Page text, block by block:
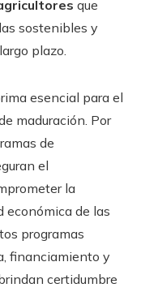
que
sostenibles y
plazo.
esencial para el
maduración. Por
de
el
la
económica de las
programas
financiamiento y
certidumbre